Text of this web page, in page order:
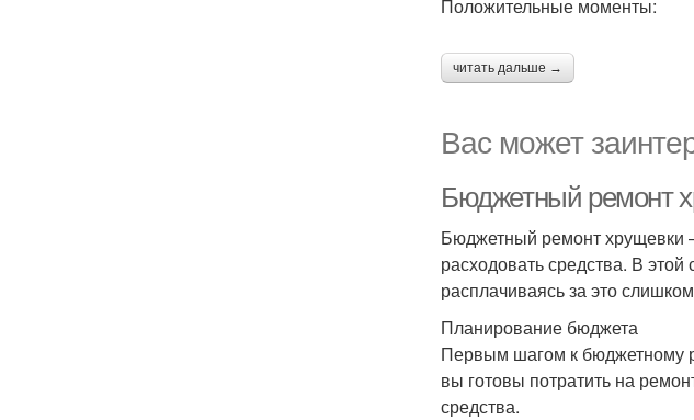
Положительные моменты:
читать дальше →
Вас может
Бюджетный ремонт
Бюджетный ремонт хрущевки –
расходовать средства. В
расплачиваясь за это
Планирование бюджета
Первым шагом к бюджетному
вы готовы потратить на
средства.